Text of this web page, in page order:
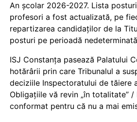
An școlar 2026-2027. Lista
profesori a fost actualizată, pe
repartizarea candidaților de la
posturi pe perioadă nedeterminată
ISJ Constanța pasează Palatului
hotărârii prin care Tribunalul a
deciziile Inspectoratului de tăiere
Obligațiile vă revin „în totalitate” /
conformat pentru că nu a mai